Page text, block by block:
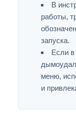
В
работы,
запуска.
Если в
меню,
и